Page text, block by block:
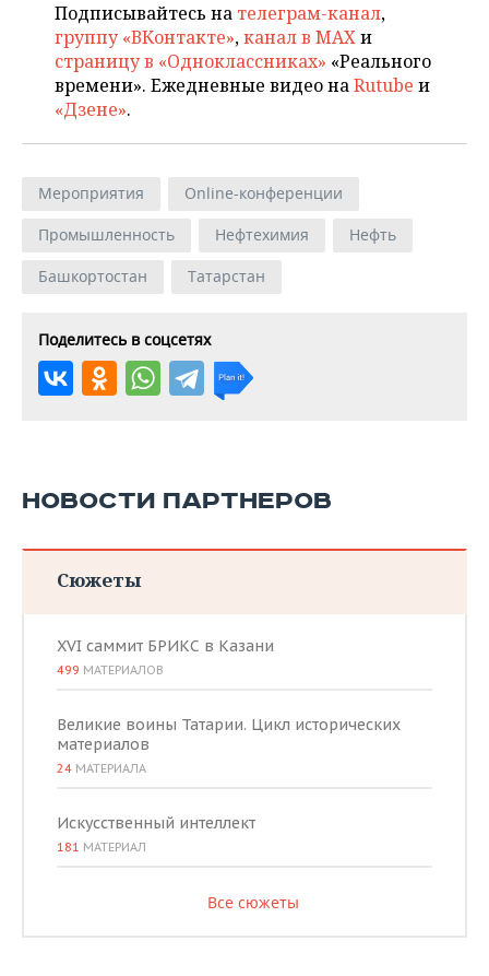
Подписывайтесь на телеграм-канал,
группу «ВКонтакте»,канал в MAXи
страницу в «Одноклассниках» «Реального
времени». Ежедневные видео наRutube и
«Дзене».
Мероприятия
Online-конференции
Промышленность
Нефтехимия
Нефть
Башкортостан
Татарстан
Поделитесь в соцсетях
НОВОСТИ ПАРТНЕРОВ
Сюжеты
XVI саммит БРИКС в Казани
499 МАТЕРИАЛОВ
Великие воины Татарии. Цикл исторических
материалов
24 МАТЕРИАЛА
Искусственный интеллект
181 МАТЕРИАЛ
Все сюжеты